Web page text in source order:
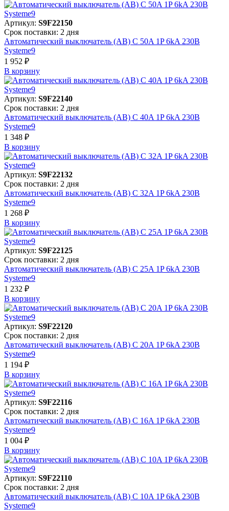
Артикул: S9F22150
Срок поставки: 2 дня
Автоматический выключатель (АВ) C 50A 1P 6kA 230В
Systeme9
1 952 ₽
В корзинy
Артикул: S9F22140
Срок поставки: 2 дня
Автоматический выключатель (АВ) C 40A 1P 6kA 230В
Systeme9
1 348 ₽
В корзинy
Артикул: S9F22132
Срок поставки: 2 дня
Автоматический выключатель (АВ) C 32A 1P 6kA 230В
Systeme9
1 268 ₽
В корзинy
Артикул: S9F22125
Срок поставки: 2 дня
Автоматический выключатель (АВ) C 25A 1P 6kA 230В
Systeme9
1 232 ₽
В корзинy
Артикул: S9F22120
Срок поставки: 2 дня
Автоматический выключатель (АВ) C 20A 1P 6kA 230В
Systeme9
1 194 ₽
В корзинy
Артикул: S9F22116
Срок поставки: 2 дня
Автоматический выключатель (АВ) C 16A 1P 6kA 230В
Systeme9
1 004 ₽
В корзинy
Артикул: S9F22110
Срок поставки: 2 дня
Автоматический выключатель (АВ) C 10A 1P 6kA 230В
Systeme9